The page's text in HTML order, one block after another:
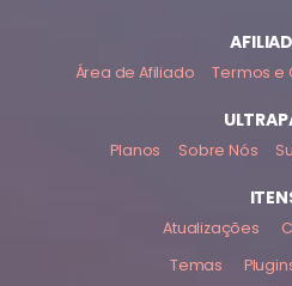
Área de Afiliado Termos e
Planos Sobre Nós
Atualizações
Temas